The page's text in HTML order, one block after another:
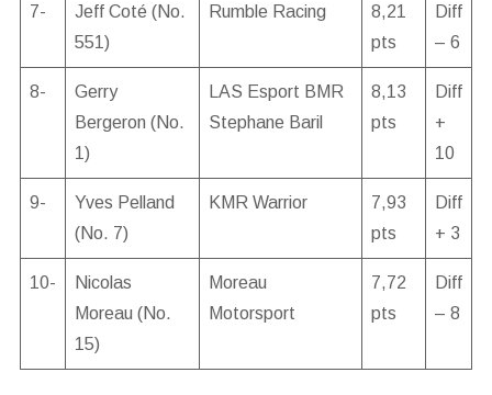
7-
Jeff Coté (No.
551)
Rumble Racing
8,21
pts
Diff
– 6
8-
Gerry
Bergeron (No.
1)
LAS Esport BMR
Stephane Baril
8,13
pts
Diff
+
10
9-
Yves Pelland
(No. 7)
KMR Warrior
7,93
pts
Diff
+ 3
10-
Nicolas
Moreau (No.
15)
Moreau
Motorsport
7,72
pts
Diff
– 8